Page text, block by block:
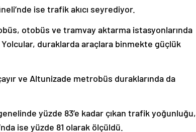
ise trafik akıcı seyrediyor.
otobüs ve tramvay aktarma istasyonlarında
duraklarda araçlara binmekte güçlük
ve Altunizade metrobüs duraklarında da
yüzde 83’e kadar çıkan trafik yoğunluğu,
ise yüzde 81 olarak ölçüldü.